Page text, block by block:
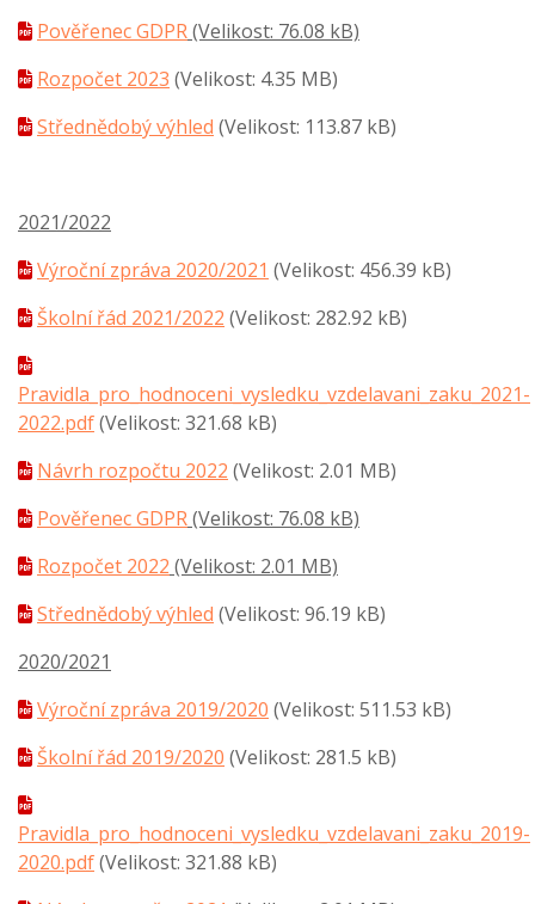
Pověřenec GDPR(Velikost: 76.08 kB)
Rozpočet 2023 (Velikost: 4.35 MB)
Střednědobý výhled (Velikost: 113.87 kB)
2021/2022
Výroční zpráva 2020/2021 (Velikost: 456.39 kB)
Školní řád 2021/2022 (Velikost: 282.92 kB)
Pravidla_pro_hodnoceni_vysledku_vzdelavani_zaku_2021-
2022.pdf(Velikost: 321.68 kB)
Návrh rozpočtu 2022 (Velikost: 2.01 MB)
Pověřenec GDPR(Velikost: 76.08 kB)
Rozpočet 2022 (Velikost: 2.01 MB)
Střednědobý výhled (Velikost: 96.19 kB)
2020/2021
Výroční zpráva 2019/2020 (Velikost: 511.53 kB)
Školní řád 2019/2020 (Velikost: 281.5 kB)
Pravidla_pro_hodnoceni_vysledku_vzdelavani_zaku_2019-
2020.pdf(Velikost: 321.88 kB)